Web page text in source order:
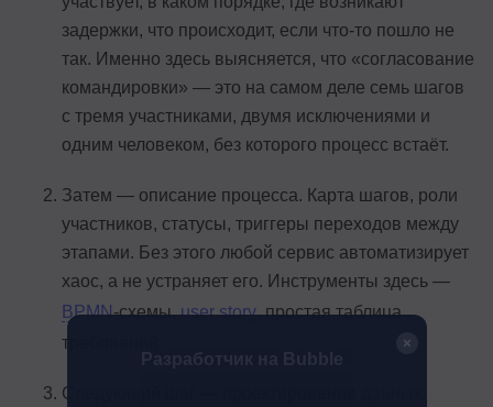
задержки, что происходит, если что-то пошло не
так. Именно здесь выясняется, что «согласование
командировки» — это на самом деле семь шагов
с тремя участниками, двумя исключениями и
одним человеком, без которого процесс встаёт.
Затем — описание процесса. Карта шагов, роли
участников, статусы, триггеры переходов между
этапами. Без этого любой сервис автоматизирует
хаос, а не устраняет его. Инструменты здесь —
BPMN-схемы,user story, простая таблица
требований.
Следующий шаг — проектирование данных.